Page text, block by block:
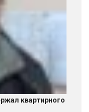
квартирного